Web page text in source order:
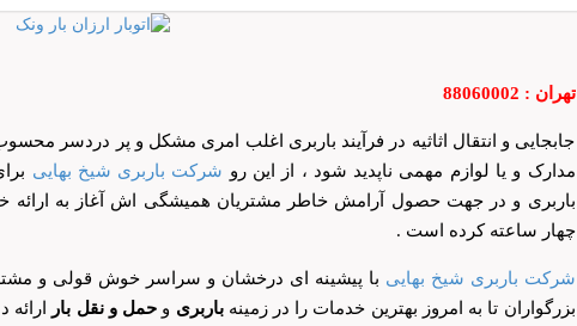
تهران : 88060002
جابجایی و انتقال اثاثیه در فرآیند باربری اغلب امری مشکل و پر دردسر
مدارک و یا لوازم مهمی ناپدید شود ، از این رو شرکت باربری شیخ بهایی
باربری و در جهت حصول آرامش خاطر مشتریان همیشگی اش آغاز به ارائه
چهار ساعته کرده است .
شرکت باربری شیخ بهایی با پیشینه ای درخشان و سراسر خوش قولی و
بزرگواران تا به امروز بهترین خدمات را در زمینهباربری و حمل و نقل بار